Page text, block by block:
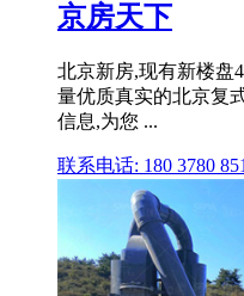
京房天下
北京新房,现有新楼盘
量优质真实的北京复
信息,为您 ...
联系电话: 180 3780